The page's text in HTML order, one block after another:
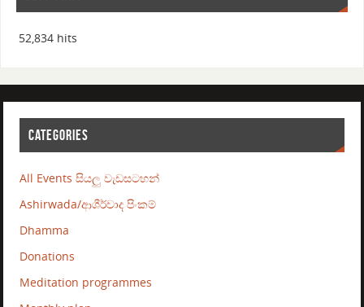
52,834 hits
CATEGORIES
All Events සියලු වැඩසටහන්
Ashirwada/ආශීර්වාද පිංකම්
Dhamma
Donations
Meditation programmes